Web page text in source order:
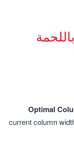
Optimal
current column